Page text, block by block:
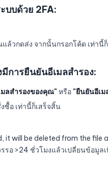
บบด้วย 2FA:
ล้วกดส่ง จากนั้นกรอกโค้ด เท่านี้
การยืนยันอีเมลสำรอง:
ลสำรองของคุณ"หรือ "ยืนยันอีเ
ซื้อ เท่านี้ก็เสร็จสิ้น
it will be deleted from the
อ >24 ชั่วโมงแล้วเปลี่ยนข้อมูล